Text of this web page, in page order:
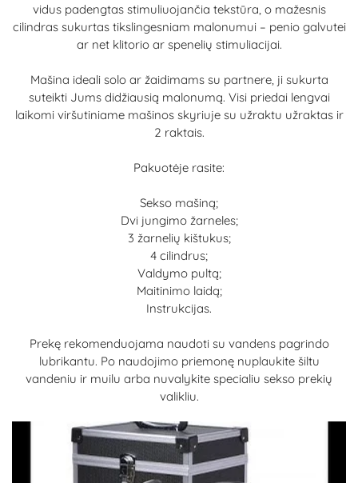
vidus padengtas stimuliuojančia tekstūra, o mažesnis
cilindras sukurtas tikslingesniam malonumui – penio galvutei
ar net klitorio ar spenelių stimuliacijai.
Mašina ideali solo ar žaidimams su partnere, ji sukurta
suteikti Jums didžiausią malonumą. Visi priedai lengvai
laikomi viršutiniame mašinos skyriuje su užraktu užraktas ir
2 raktais.
Pakuotėje rasite:
Sekso mašiną;
Dvi jungimo žarneles;
3 žarnelių kištukus;
4 cilindrus;
Valdymo pultą;
Maitinimo laidą;
Instrukcijas.
Prekę rekomenduojama naudoti su vandens pagrindo
lubrikantu. Po naudojimo priemonę nuplaukite šiltu
vandeniu ir muilu arba nuvalykite specialiu sekso prekių
valikliu.